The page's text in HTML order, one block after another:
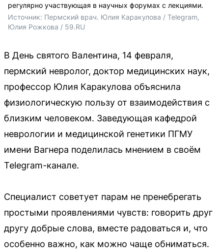
регулярно участвующая в научных форумах с лекциями.
Источник: Пермский врач. Юлия Каракулова / Telegram,
Юлия Рожкова / 59.RU
В День святого Валентина, 14 февраля,
пермский невролог, доктор медицинских наук,
профессор Юлия Каракулова объяснила
физиологическую пользу от взаимодействия с
близким человеком. Заведующая кафедрой
неврологии и медицинской генетики ПГМУ
имени Вагнера поделилась мнением в своём
Telegram-канале.
Специалист советует парам не пренебрегать
простыми проявлениями чувств: говорить друг
другу добрые слова, вместе радоваться и, что
особенно важно, как можно чаще обниматься.